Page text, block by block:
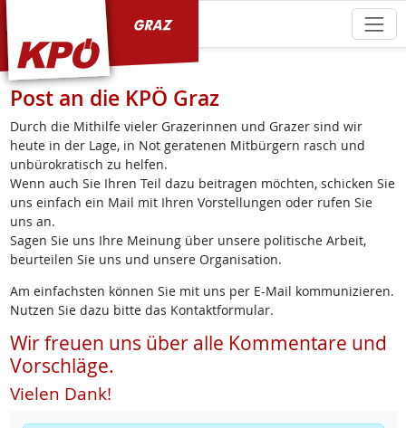
Post an die KPÖ Graz
Durch die Mithilfe vieler Grazerinnen und Grazer sind wir
heute in der Lage, in Not geratenen Mitbürgern rasch und
unbürokratisch zu helfen.
Wenn auch Sie Ihren Teil dazu beitragen möchten, schicken Sie
uns einfach ein Mail mit Ihren Vorstellungen oder rufen Sie
uns an.
Sagen Sie uns Ihre Meinung über unsere politische Arbeit,
beurteilen Sie uns und unsere Organisation.
Am einfachsten können Sie mit uns per E-Mail kommunizieren.
Nutzen Sie dazu bitte das Kontaktformular.
Wir freuen uns über alle Kommentare und
Vorschläge.
Vielen Dank!